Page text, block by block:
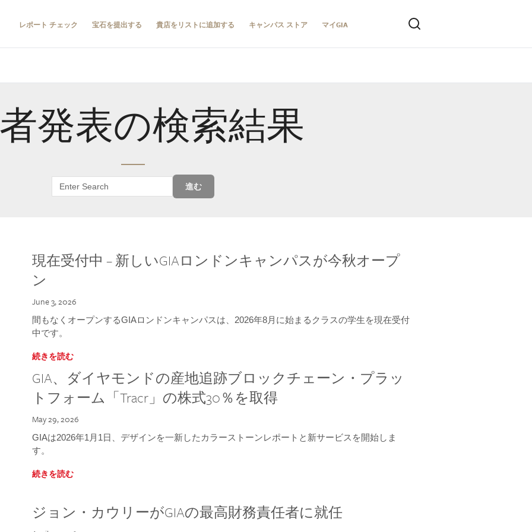
レポート チェック 宝石を提出する 貴店をリストに追加する キャンパス ストア マイGIA
発表の検索結果
進む
現在受付中 – 新しいGIAロンドンキャンパスが今秋オープ
ン
June 3, 2026
間もなくオープンするGIAロンドンキャンパスは、2026年8月に始まるクラスの学生を現在受付
中です。
続きを読む
GIA、ダイヤモンドの産地追跡ブロックチェーン・プラッ
トフォーム「Tracr」の株式30％を取得
May 29, 2026
GIAは2026年1月1日、デザインを一新したカラーストーンレポートと新サービスを開始しま
す。
続きを読む
ジョン・カウリーがGIAの最高財務責任者に就任